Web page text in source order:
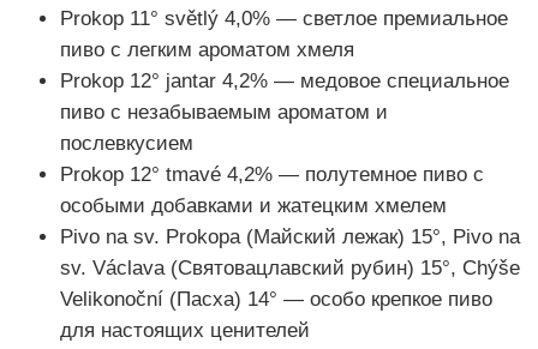
Prokop 11° světlý 4,0% — светлое премиальное
пиво с легким ароматом хмеля
Prokop 12° jantar 4,2% — медовое специальное
пиво с незабываемым ароматом и
послевкусием
Prokop 12° tmavé 4,2% — полутемное пиво с
особыми добавками и жатецким хмелем
Pivo na sv. Prokopa (Майский лежак) 15°, Pivo na
sv. Václava (Святовацлавский рубин) 15°, Chýše
Velikonoční (Пасха) 14° — особо крепкое пиво
для настоящих ценителей